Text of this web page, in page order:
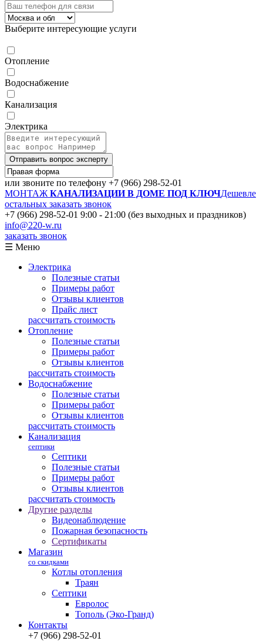
Выберите интересующие услуги
Отопление
Водоснабжение
Канализация
Электрика
Отправить вопрос эксперту
или звоните по телефону +7 (966) 298-52-01
МОНТАЖ КАНАЛИЗАЦИИ В ДОМЕ ПОД КЛЮЧДешевле
остальных заказать звонок
+7 (966) 298-52-01 9:00 - 21:00 (без выходных и праздников)
info@220-w.ru
заказать звонок
☰ Меню
Электрика
Полезные статьи
Примеры работ
Отзывы клиентов
Прайс лист
рассчитать стоимость
Отопление
Полезные статьи
Примеры работ
Отзывы клиентов
рассчитать стоимость
Водоснабжение
Полезные статьи
Примеры работ
Отзывы клиентов
рассчитать стоимость
Канализация
септики
Септики
Полезные статьи
Примеры работ
Отзывы клиентов
рассчитать стоимость
Другие разделы
Видеонаблюдение
Пожарная безопасность
Сертификаты
Магазин
со скидками
Котлы отопления
Траян
Септики
Евролос
Тополь (Эко-Гранд)
Контакты
+7 (966) 298-52-01